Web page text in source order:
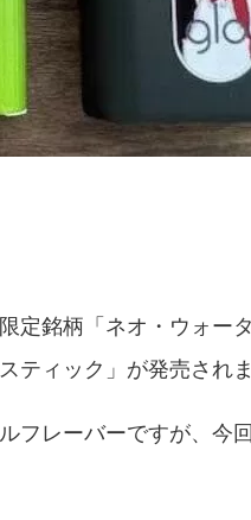
定銘柄「ネオ・ウォー
ティック」が発売されま
フレーバーですが、今